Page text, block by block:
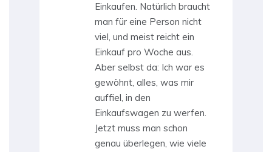
Einkaufen. Natürlich braucht
man für eine Person nicht
viel, und meist reicht ein
Einkauf pro Woche aus.
Aber selbst da: Ich war es
gewöhnt, alles, was mir
auffiel, in den
Einkaufswagen zu werfen.
Jetzt muss man schon
genau überlegen, wie viele